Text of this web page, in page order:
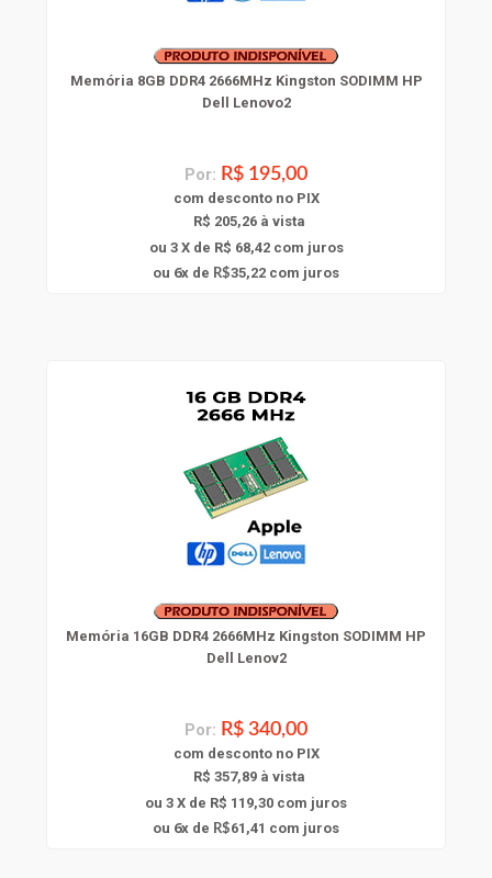
Memória 8GB DDR4 2666MHz Kingston SODIMM HP
Dell Lenovo2
Por: R$ 195,00
com desconto no PIX
R$ 205,26 à vista
ou 3 X de R$ 68,42com juros
ou 6x de R$35,22 com juros
Memória 16GB DDR4 2666MHz Kingston SODIMM HP
Dell Lenov2
Por: R$ 340,00
com desconto no PIX
R$ 357,89 à vista
ou 3 X de R$ 119,30 com juros
ou 6x de R$61,41 com juros